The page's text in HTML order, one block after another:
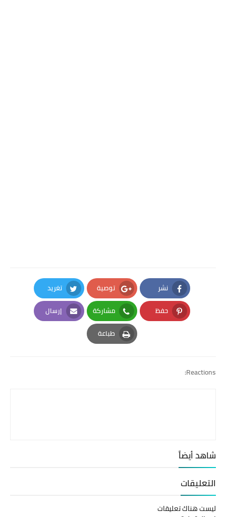
نشر
Facebook
توصية
Google Plus
تغريد
Twitter
حفظ
Pinterest
مشاركة
Whatsapp
إرسال
Email
طباعة
Print
Reactions:
شاهد أيضاً
التعليقات
ليست هناك تعليقات